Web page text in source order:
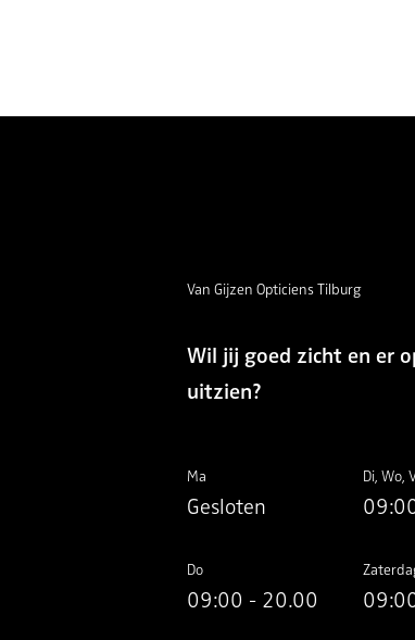
Van Gijzen Opticiens Tilburg
Wil jij goed zicht en er
uitzien?
Ma
Gesloten
Di, Wo,
Do
09:00 - 20.00